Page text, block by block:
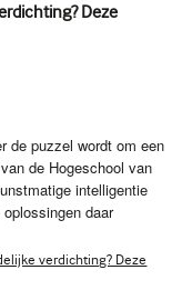
Deze
de puzzel wordt om een
de Hogeschool van
intelligentie
daar
verdichting? Deze